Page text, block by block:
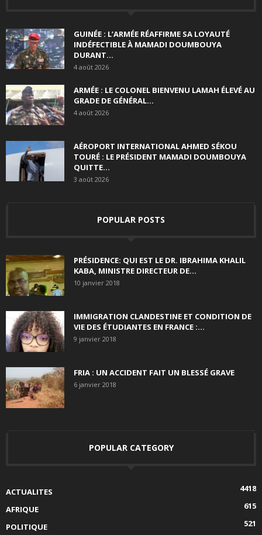
GUINÉE : L’ARMÉE RÉAFFIRME SA LOYAUTÉ
INDÉFECTIBLE À MAMADI DOUMBOUYA
DURANT...
4 août 2026
ARMÉE : LE COLONEL BIENVENU LAMAH ÉLEVÉ AU
GRADE DE GÉNÉRAL...
4 août 2026
AÉROPORT INTERNATIONAL AHMED SÉKOU
TOURÉ : LE PRÉSIDENT MAMADI DOUMBOUYA
QUITTE...
3 août 2026
POPULAR POSTS
PRÉSIDENCE: QUI EST LE DR. IBRAHIMA KHALIL
KABA, MINISTRE DIRECTEUR DE...
10 janvier 2018
IMMIGRATION CLANDESTINE ET CONDITION DE
VIE DES ÉTUDIANTES EN FRANCE :...
9 janvier 2018
FRIA : UN ACCIDENT FAIT UN BLESSÉ GRAVE
6 janvier 2018
POPULAR CATEGORY
ACTUALITES
4418
AFRIQUE
615
POLITIQUE
521